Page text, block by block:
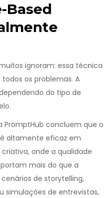
Based
ignoram: essa técnica
os problemas. A
do tipo de
PromptHub concluem que o
altamente eficaz em
onde a qualidade
mais do que a
de storytelling,
simulações de entrevistas,